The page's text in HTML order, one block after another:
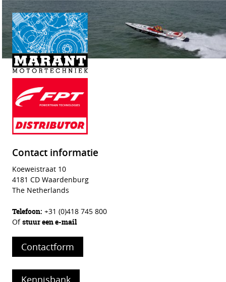
Contact informatie
Koeweistraat 10
4181 CD Waardenburg
The Netherlands
Telefoon: +31 (0)418 745 800
Ofstuur een e-mail
Contactform
Kennisbank